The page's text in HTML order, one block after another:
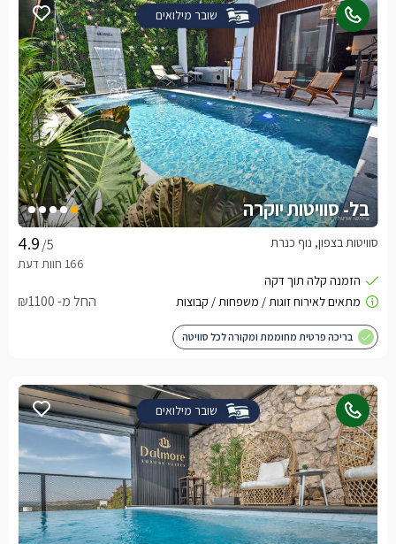
שובר מילואים
בל- סוויטות יוקרה
/5 סוויטות בצפון, נוף כנרת
החל מ- ₪1100
בריכה פרטית מחוממת ומקורה לכל סוויטה
שובר מילואים